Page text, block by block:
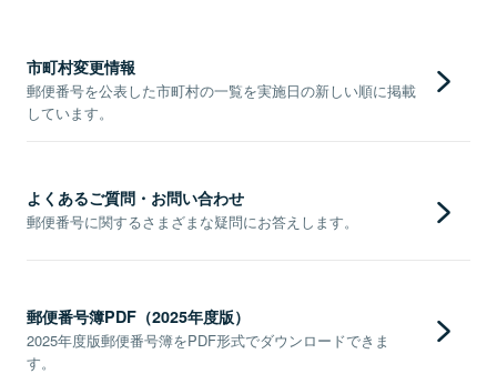
市町村変更情報
郵便番号を公表した市町村の一覧を実施日の新しい順に掲載
しています。
よくあるご質問・お問い合わせ
郵便番号に関するさまざまな疑問にお答えします。
郵便番号簿PDF（2025年度版）
2025年度版郵便番号簿をPDF形式でダウンロードできま
す。